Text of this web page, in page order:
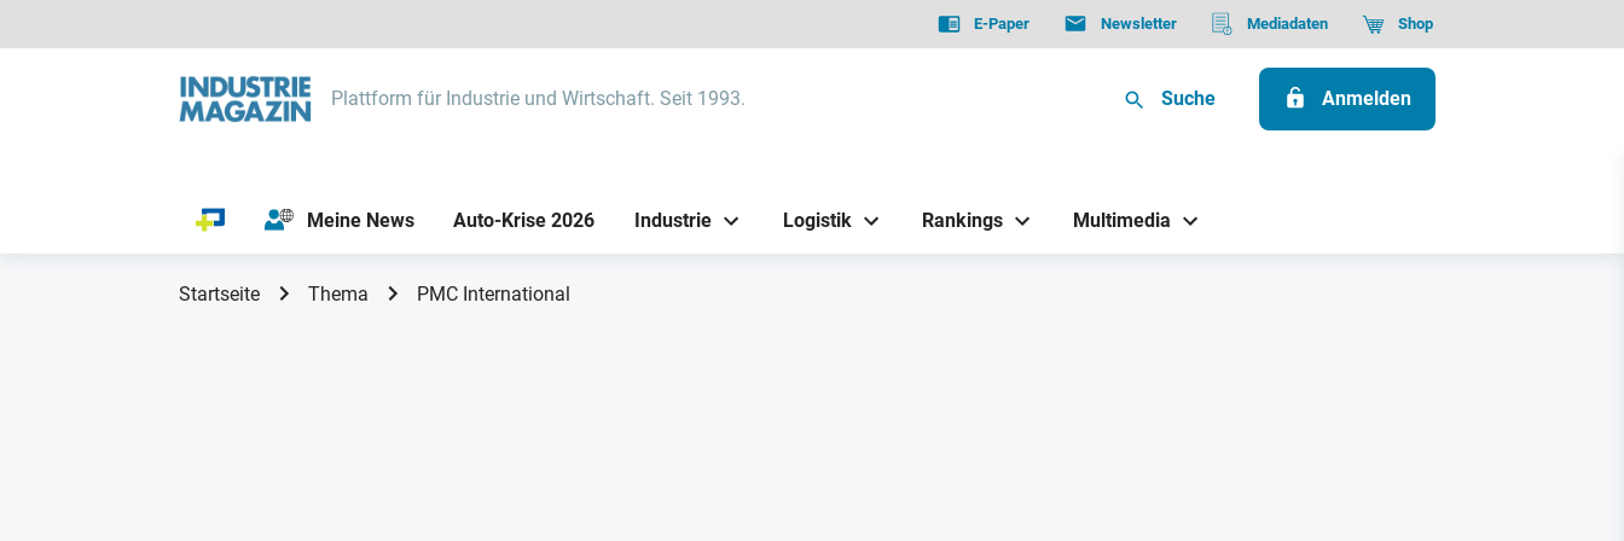
E-Paper Newsletter Mediadaten Shop
Plattform für Industrie und Wirtschaft. Seit 1993. Suche Anmelden
Meine News Auto-Krise 2026 Industrie Logistik Rankings Multimedia
Startseite Thema PMC International